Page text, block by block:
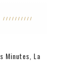
Minutes, La